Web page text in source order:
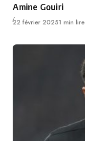
Amine Gouiri
Publié
22 février 20251 min lire